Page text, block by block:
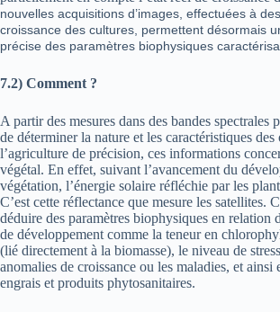
nouvelles acquisitions d’images, effectuées à
croissance des cultures, permettent désormais
précise des paramètres biophysiques
7.2) Comment ?
A partir des mesures dans des bandes spectrales
de déterminer la nature et les caractéristiques
l’agriculture de précision, ces informations
végétal. En effet, suivant l’avancement du
végétation, l’énergie solaire réfléchie par les
C’est cette réflectance que mesure les satellites.
déduire des paramètres biophysiques en relation
de développement comme la teneur en
(lié directement à la biomasse), le niveau de
anomalies de croissance ou les maladies, et ainsi
engrais et produits phytosanitaires.